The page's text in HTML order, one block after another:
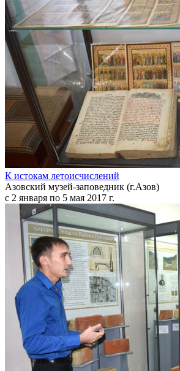
К истокам летоисчислений
Азовский музей-заповедник (г.Азов)
с 2 января по 5 мая 2017 г.